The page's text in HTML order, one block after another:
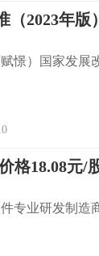
（2023年版
憬）国家发展
格18.08元/
专业研发制造